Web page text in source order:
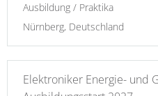
Ausbildung / Praktika
Nürnberg, Deutschland
Elektroniker Energie- und